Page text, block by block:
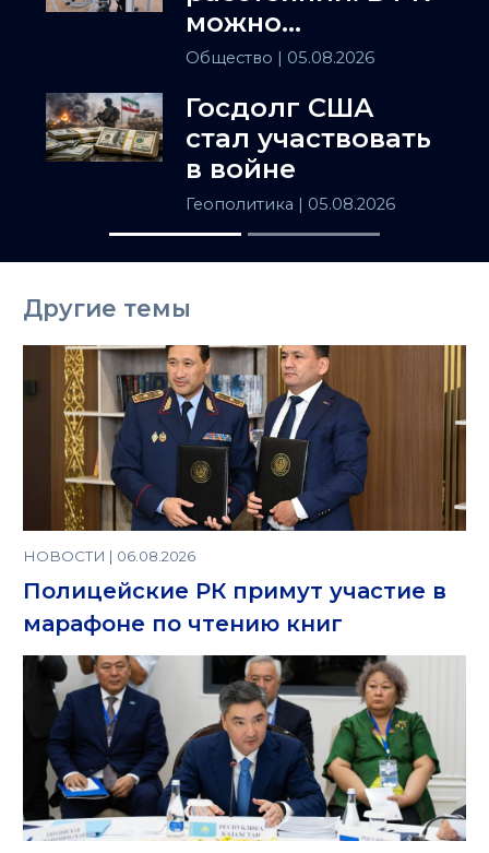
можно
установить
заочно
Общество | 05.08.2026
Госдолг США
стал участвовать
в войне
Геополитика | 05.08.2026
Другие темы
НОВОСТИ | 06.08.2026
Полицейские РК примут участие в
марафоне по чтению книг